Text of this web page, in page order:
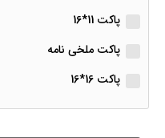
پاکت 11*16
پاکت ملخی نامه
پاکت 16*16